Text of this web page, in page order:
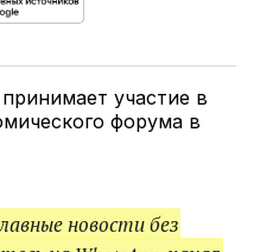
участие в
форума в
новости без